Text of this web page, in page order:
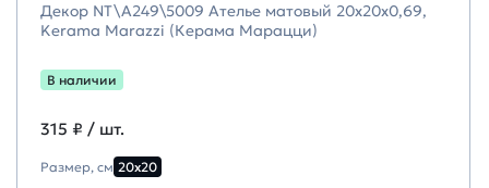
Декор NT\A249\5009 Ателье матовый 20x20x0,69,
Kerama Marazzi (Керама Марацци)
В наличии
315 ₽ / шт.
Размер, см 20х20